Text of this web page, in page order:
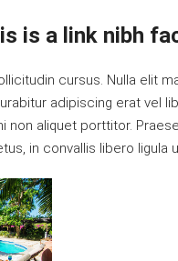
is a link nibh
cursus. Nulla elit
adipiscing erat vel
non aliquet porttitor.
in convallis libero ligula